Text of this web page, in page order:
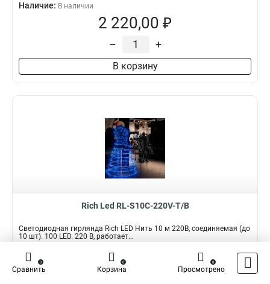
Наличие: В наличии
2 220,00 ₽
– +
В корзину
Rich Led RL-S10C-220V-T/B
Светодиодная гирлянда Rich LED Нить 10 м 220В, соединяемая (до
10 шт). 100 LED. 220 В, работает...
Подробнее Сравнить
Наличие:
Сравнить
0
Корзина
0
Просмотрено
0